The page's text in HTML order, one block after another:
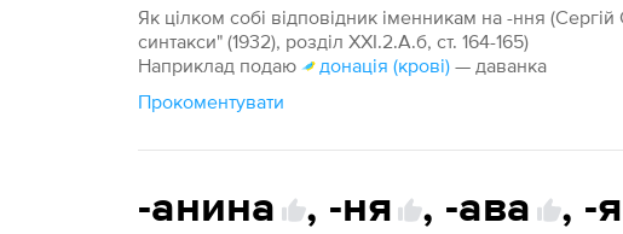
Як цілком собі відповідник іменникам на -ння
синтакси" (1932), розділ XXI.2.А.б, ст. 164-165)
Наприклад подаю
донація (крові) — даванка
Прокоментувати
-анина , -ня , -ава , -